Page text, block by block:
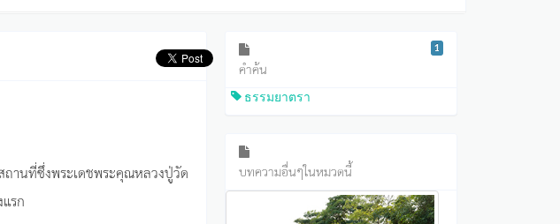
านที่ซึ่งพระเดชพระคุณหลวงปู่วัด
รก
คำค้น
1
ธรรมยาตรา
บทความอื่นๆในหมวดนี้